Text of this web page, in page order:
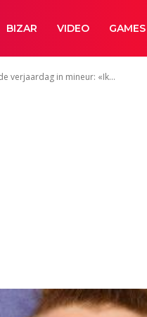
BIZAR VIDEO GAMES
verjaardag in mineur: «Ik...